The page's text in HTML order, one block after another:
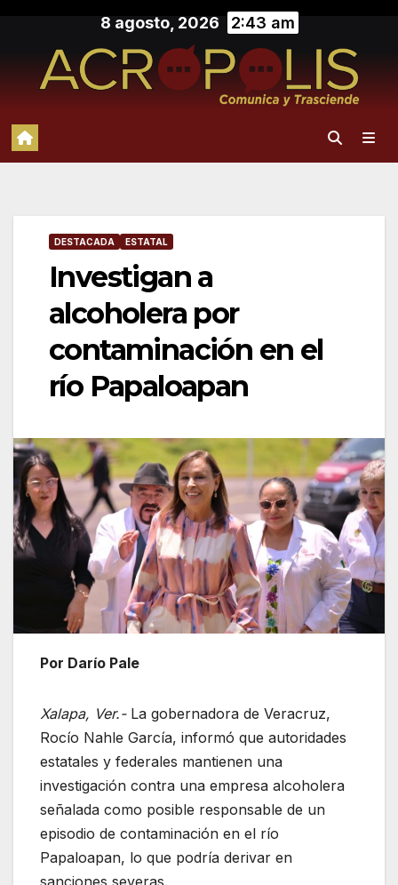
contenido
8 agosto, 2026 2:43 am
DESTACADA ESTATAL
Investigan a
alcoholera por
contaminación en el
río Papaloapan
Por Darío Pale
Xalapa, Ver.-La gobernadora de Veracruz,
Rocío Nahle García, informó que autoridades
estatales y federales mantienen una
investigación contra una empresa alcoholera
señalada como posible responsable de un
episodio de contaminación en el río
Papaloapan, lo que podría derivar en